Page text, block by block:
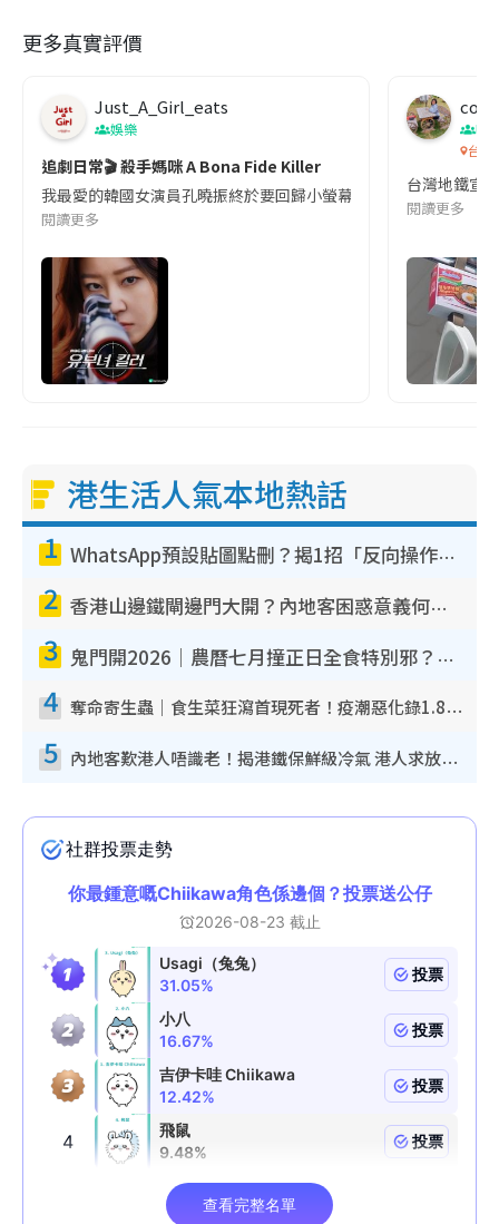
更多真實評價
Just_A_Girl_eats
娛樂
追劇日常🎬 殺手媽咪 A Bona Fide Killer
我最愛的韓國女演員孔曉振終於要回歸小螢幕啦!這次的劇本改編
閱讀更多
co
吹
台灣
台灣地鐵宣
閱讀更多
港生活人氣本地熱話
1 WhatsApp預設貼圖點刪？揭1招「反向操作」還原簡潔介面 附3步實測教學
2 香港山邊鐵閘邊門大開？內地客困惑意義何在！網民神回覆：呢種叫法理性防禦
3 鬼門開2026｜農曆七月撞正日全食特別邪？專家警告切忌做一事！揭4大禁忌+2招保平安
4 奪命寄生蟲｜食生菜狂瀉首現死者！疫潮惡化錄1.8萬宗病例 揭洗菜3大謬誤
5 內地客歎港人唔識老！揭港鐵保鮮級冷氣 港人求放過：咪投訴